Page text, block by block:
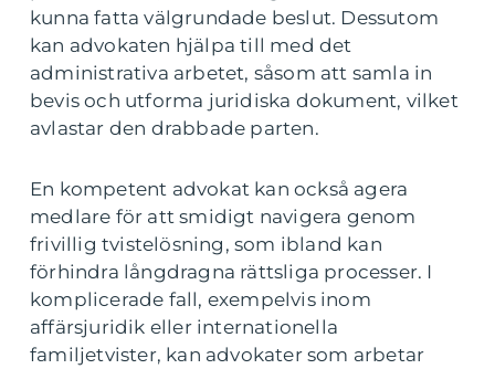
kunna fatta välgrundade beslut. Dessutom
kan advokaten hjälpa till med det
administrativa arbetet, såsom att samla in
bevis och utforma juridiska dokument, vilket
avlastar den drabbade parten.
En kompetent advokat kan också agera
medlare för att smidigt navigera genom
frivillig tvistelösning, som ibland kan
förhindra långdragna rättsliga processer. I
komplicerade fall, exempelvis inom
affärsjuridik eller internationella
familjetvister, kan advokater som arbetar